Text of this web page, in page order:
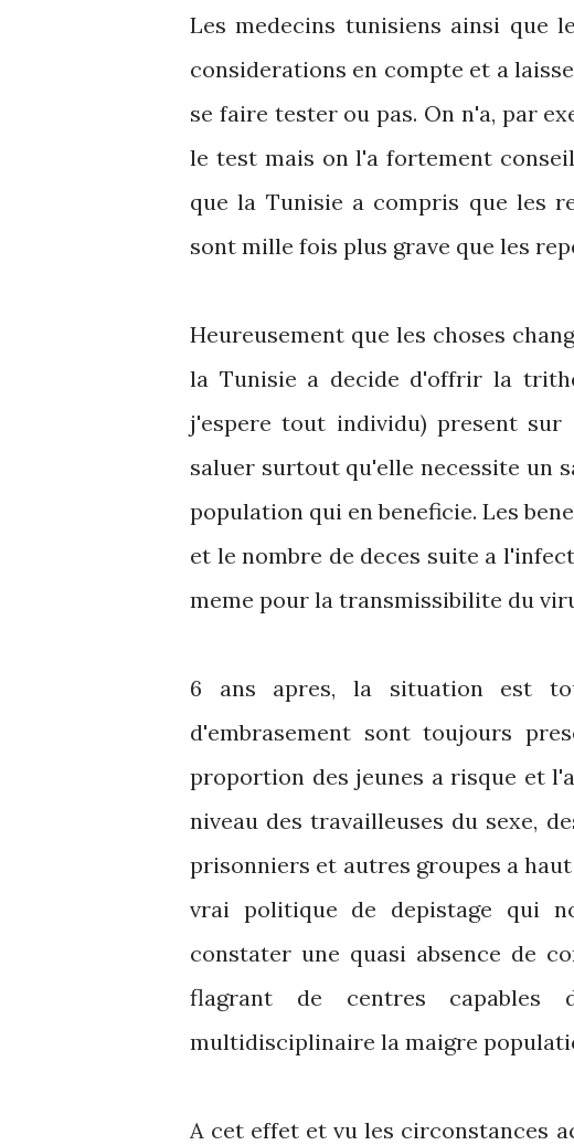
Les medecins tunisiens ainsi que
considerations en compte et a
se faire tester ou pas. On n'a, par
le test mais on l'a fortement
que la Tunisie a compris que les
sont mille fois plus grave que les
Heureusement que les choses
la Tunisie a decide d'offrir la
j'espere tout individu) present
saluer surtout qu'elle necessite un
population qui en beneficie. Les
et le nombre de deces suite a
meme pour la transmissibilite du
6 ans apres, la situation est
d'embrasement sont toujours
proportion des jeunes a risque et
niveau des travailleuses du sexe,
prisonniers et autres groupes a
vrai politique de depistage qui
constater une quasi absence de
flagrant de centres capables
multidisciplinaire la maigre
A cet effet et vu les circonstances